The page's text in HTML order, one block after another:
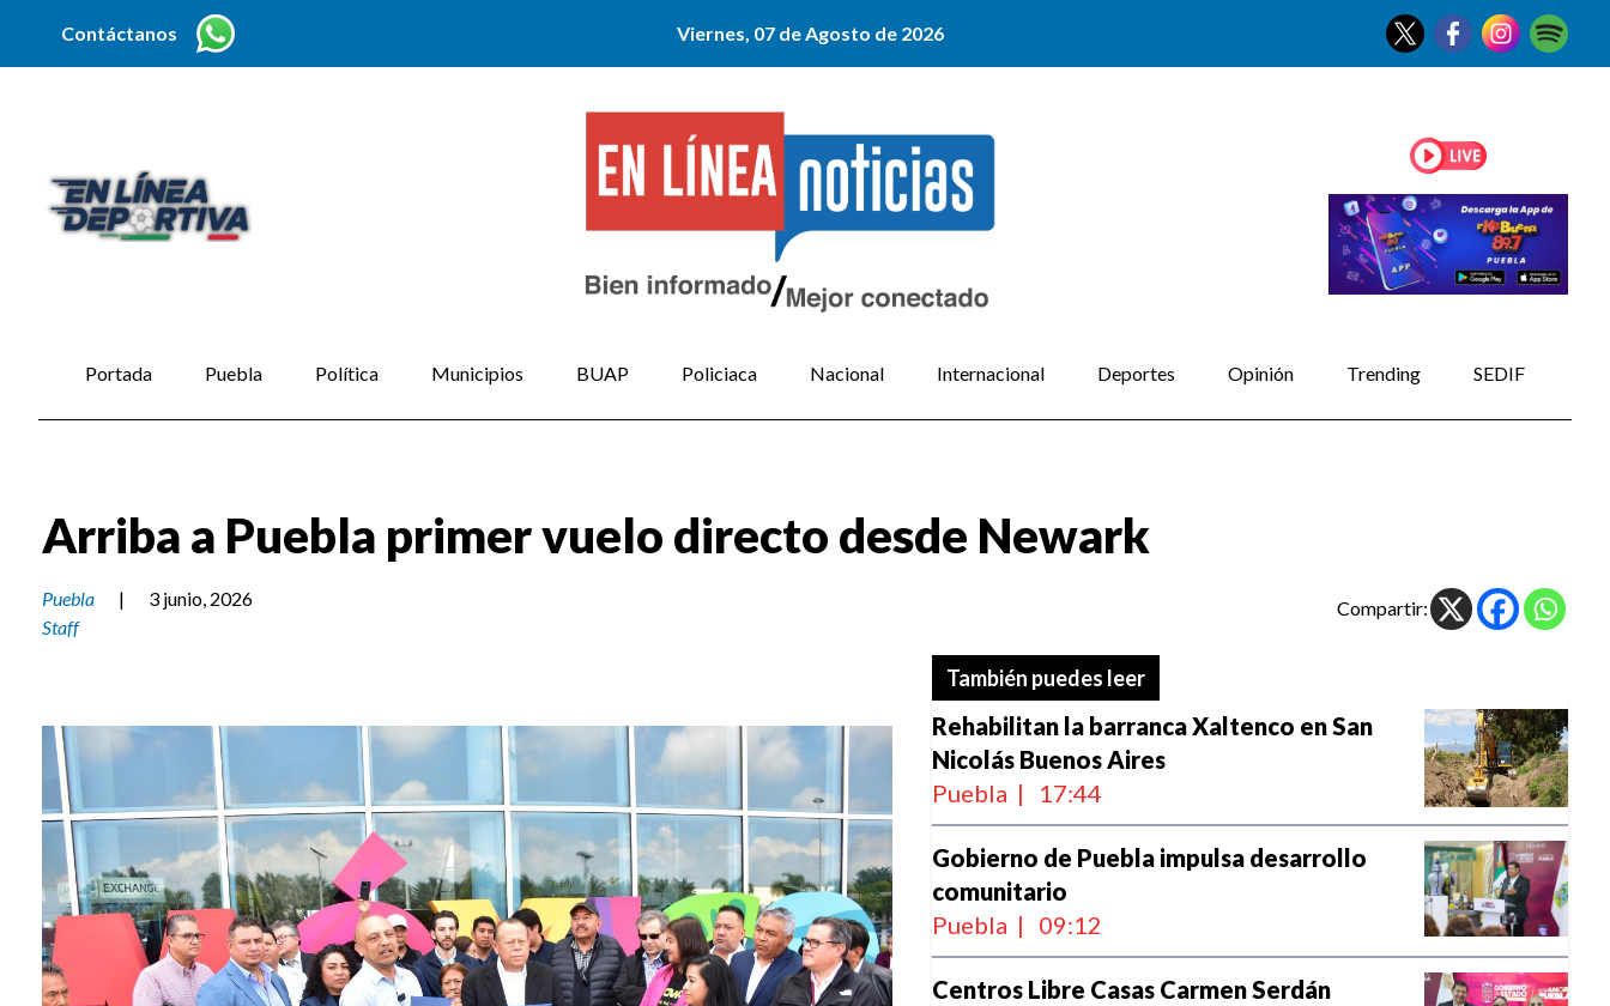
Contáctanos Viernes, 07 de Agosto de 2026
Portada Puebla Política Municipios BUAP Policiaca Nacional Internacional Deportes Opinión Trending SEDIF
Arriba a Puebla primer vuelo directo desde Newark
Puebla |
3 junio, 2026
Staff
Compartir:
También puedes leer
Rehabilitan la barranca Xaltenco en San
Nicolás Buenos Aires
Puebla | 17:44
Gobierno de Puebla impulsa desarrollo
comunitario
Puebla | 09:12
Centros Libre Casas Carmen Serdán